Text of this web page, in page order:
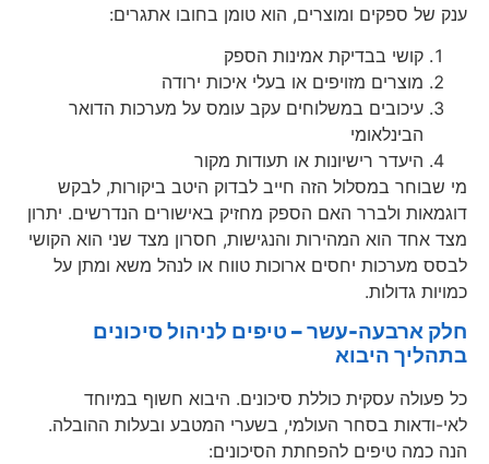
ענק של ספקים ומוצרים, הוא טומן בחובו אתגרים:
קושי בבדיקת אמינות הספק
מוצרים מזויפים או בעלי איכות ירודה
עיכובים במשלוחים עקב עומס על מערכות הדואר
הבינלאומי
היעדר רישיונות או תעודות מקור
מי שבוחר במסלול הזה חייב לבדוק היטב ביקורות, לבקש
דוגמאות ולברר האם הספק מחזיק באישורים הנדרשים. יתרון
מצד אחד הוא המהירות והנגישות, חסרון מצד שני הוא הקושי
לבסס מערכות יחסים ארוכות טווח או לנהל משא ומתן על
כמויות גדולות.
חלק ארבעה-עשר – טיפים לניהול סיכונים
בתהליך היבוא
כל פעולה עסקית כוללת סיכונים. היבוא חשוף במיוחד
לאי-ודאות בסחר העולמי, בשערי המטבע ובעלות ההובלה.
הנה כמה טיפים להפחתת הסיכונים: